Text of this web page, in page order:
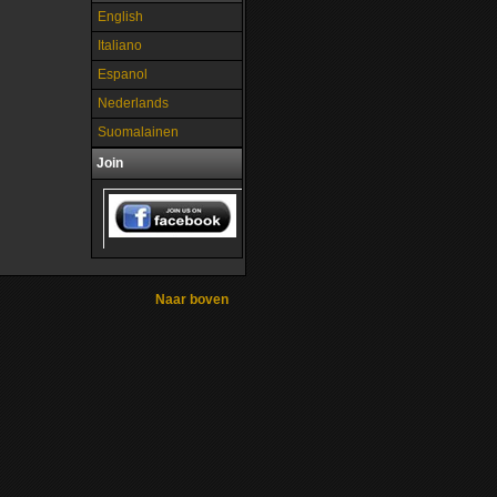
English
Italiano
Espanol
Nederlands
Suomalainen
Join
Naar boven